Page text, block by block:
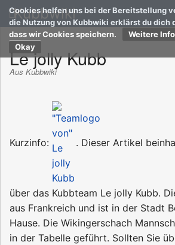
Cookies helfen uns bei der Bereitstellung
die Nutzung von Kubbwiki erklärst du dich
dass wir Cookies speichern.
Weitere
Kubbwiki
Le jolly Kubb
Aus Kubbwiki
Kurzinfo: . Dieser Artikel
über das Kubbteam Le jolly Kubb.
aus Frankreich und ist in der Stadt
Hause. Die Wikingerschach
in der Tabelle geführt. Sollten Sie